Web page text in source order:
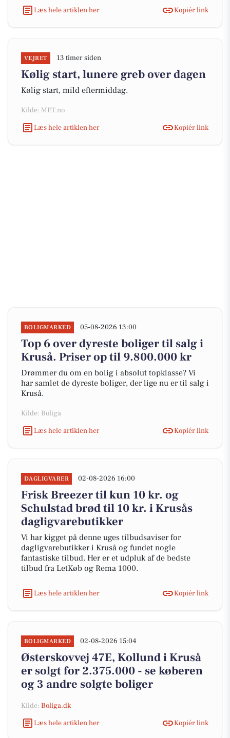
Læs hele artiklen her
Kopiér link
VEJRET 13 timer siden
Kølig start, lunere greb over dagen
Kølig start, mild eftermiddag.
Kilde: MET.no
Læs hele artiklen her
Kopiér link
BOLIGMARKED 05-08-2026 13:00
Top 6 over dyreste boliger til salg i
Kruså. Priser op til 9.800.000 kr
Drømmer du om en bolig i absolut topklasse? Vi
har samlet de dyreste boliger, der lige nu er til salg i
Kruså.
Kilde: Boliga
Læs hele artiklen her
Kopiér link
DAGLIGVARER 02-08-2026 16:00
Frisk Breezer til kun 10 kr. og
Schulstad brød til 10 kr. i Krusås
dagligvarebutikker
Vi har kigget på denne uges tilbudsaviser for
dagligvarebutikker i Kruså og fundet nogle
fantastiske tilbud. Her er et udpluk af de bedste
tilbud fra LetKøb og Rema 1000.
Læs hele artiklen her Kopiér link
BOLIGMARKED 02-08-2026 15:04
Østerskovvej 47E, Kollund i Kruså
er solgt for 2.375.000 - se køberen
og 3 andre solgte boliger
Kilde: Boliga.dk
Læs hele artiklen her
Kopiér link